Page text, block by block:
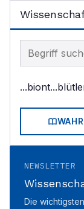
Begriff im
...biont
NEWSLETTER
Die